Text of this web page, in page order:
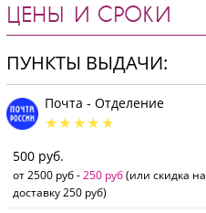
ЦЕНЫ И СРОКИ
ПУНКТЫ ВЫДАЧИ:
Почта - Отделение
500 руб.
от 2500 руб -250 руб(или скидка на
доставку 250 руб)